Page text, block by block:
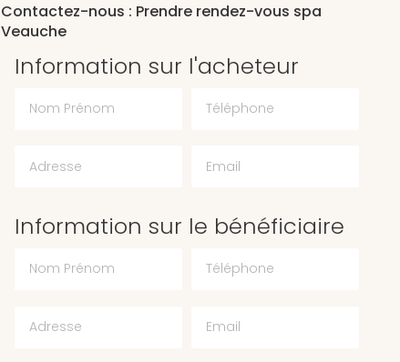
Contactez-nous : Prendre rendez-vous spa
Veauche
Information sur l'acheteur
Information sur le bénéficiaire